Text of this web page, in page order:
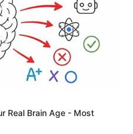
Real Brain Age - Most